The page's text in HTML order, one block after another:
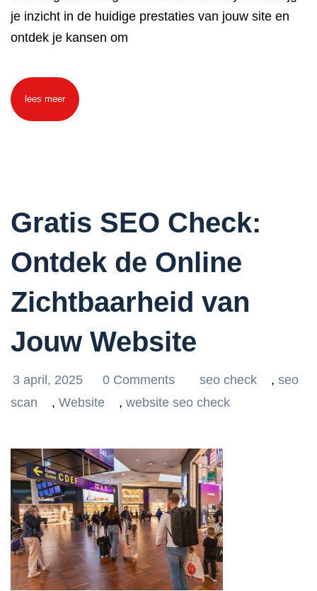
je inzicht in de huidige prestaties van jouw site en
ontdek je kansen om
lees meer
Gratis SEO Check:
Ontdek de Online
Zichtbaarheid van
Jouw Website
3 april, 2025 0 Comments seo check , seo
scan
, Website , website seo check